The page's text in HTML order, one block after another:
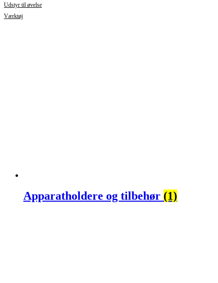
Udstyr til øvelse
Værktøj
Apparatholdere og tilbehør (1)